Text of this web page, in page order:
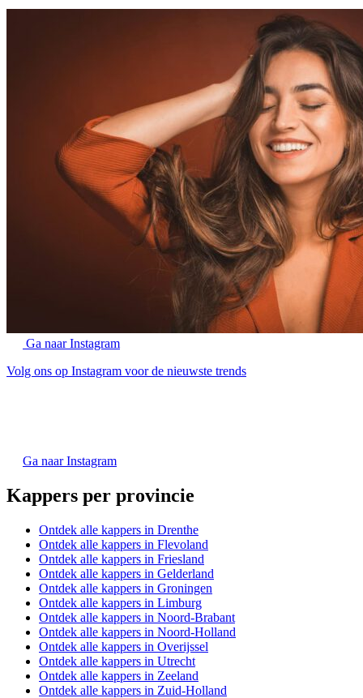
Ga naar Instagram
Volg ons op Instagram voor de nieuwste trends
Ga naar Instagram
Kappers per provincie
Ontdek alle kappers in Drenthe
Ontdek alle kappers in Flevoland
Ontdek alle kappers in Friesland
Ontdek alle kappers in Gelderland
Ontdek alle kappers in Groningen
Ontdek alle kappers in Limburg
Ontdek alle kappers in Noord-Brabant
Ontdek alle kappers in Noord-Holland
Ontdek alle kappers in Overijssel
Ontdek alle kappers in Utrecht
Ontdek alle kappers in Zeeland
Ontdek alle kappers in Zuid-Holland